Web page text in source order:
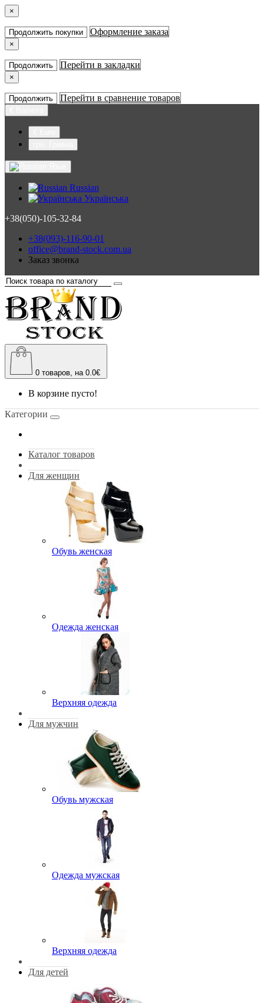
×
Продолжить покупки Оформление заказа
×
Продолжить Перейти в закладки
×
Продолжить Перейти в сравнение товаров
Russian
Українська
+38(050)-105-32-84
+38(093)-116-90-01
office@brand-stock.com.ua
Заказ звонка
0 товаров, на 0.0€
В корзине пусто!
Категории
Каталог товаров
Для женщин
Обувь женская
Одежда женская
Верхняя одежда
Для мужчин
Обувь мужская
Одежда мужская
Верхняя одежда
Для детей